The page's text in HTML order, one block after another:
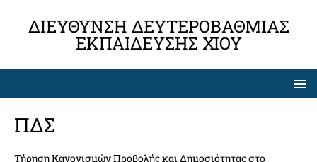
ΔΙΕΎΘΥΝΣΗ ΔΕΥΤΕΡΟΒΆΘΜΙΑΣ
ΕΚΠΑΊΔΕΥΣΗΣ ΧΊΟΥ
ΠΔΣ
Τήρηση Κανονισμών Προβολής και Δημοσιότητας στο